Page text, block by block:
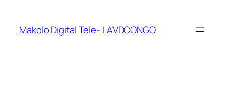
Makolo Digital Tele- LAVDCONGO